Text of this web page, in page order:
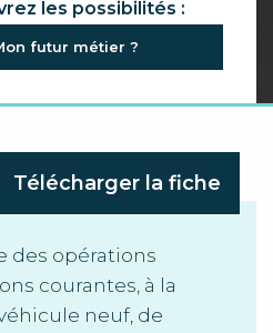
les possibilités :
futur métier ?
Télécharger la fiche
des opérations
courantes, à la
neuf, de